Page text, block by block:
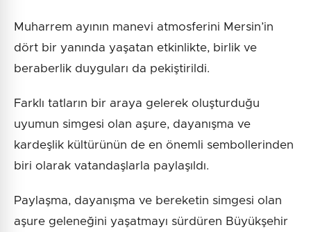
Muharrem ayının manevi atmosferini Mersin’in
dört bir yanında yaşatan etkinlikte, birlik ve
beraberlik duyguları da pekiştirildi.
Farklı tatların bir araya gelerek oluşturduğu
uyumun simgesi olan aşure, dayanışma ve
kardeşlik kültürünün de en önemli sembollerinden
biri olarak vatandaşlarla paylaşıldı.
Paylaşma, dayanışma ve bereketin simgesi olan
aşure geleneğini yaşatmayı sürdüren Büyükşehir